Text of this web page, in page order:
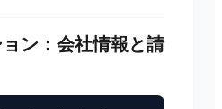
ン：会社情報と請